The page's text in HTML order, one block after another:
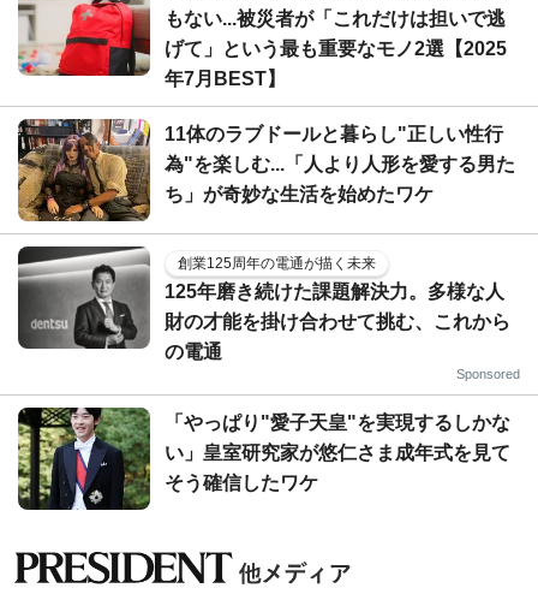
もない...被災者が「これだけは担いで逃
げて」という最も重要なモノ2選【2025
年7月BEST】
11体のラブドールと暮らし"正しい性行
為"を楽しむ...「人より人形を愛する男た
ち」が奇妙な生活を始めたワケ
創業125周年の電通が描く未来
125年磨き続けた課題解決力。多様な人
財の才能を掛け合わせて挑む、これから
の電通
Sponsored
「やっぱり"愛子天皇"を実現するしかな
い」皇室研究家が悠仁さま成年式を見て
そう確信したワケ